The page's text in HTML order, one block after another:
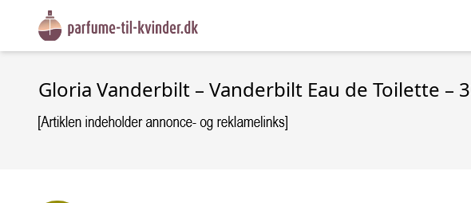
Gloria Vanderbilt – Vanderbilt Eau de Toilette –